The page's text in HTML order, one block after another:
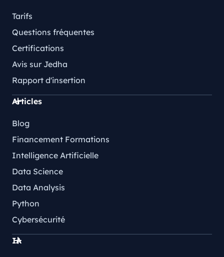
Tarifs
Questions fréquentes
Certifications
Avis sur Jedha
Rapport d'insertion
Articles
Blog
Financement Formations
Intelligence Artificielle
Data Science
Data Analysis
Python
Cybersécurité
IA